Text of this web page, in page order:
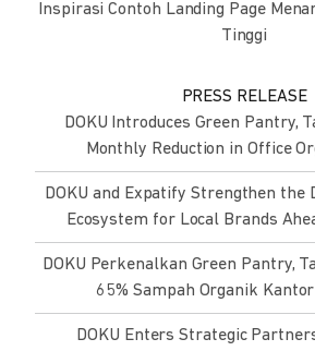
Inspirasi Contoh Landing Page
Tinggi
PRESS RELEASE
DOKU Introduces Green Pantry,
Monthly Reduction in Office
DOKU and Expatify Strengthen the
Ecosystem for Local Brands
DOKU Perkenalkan Green Pantry,
65% Sampah Organik
DOKU Enters Strategic